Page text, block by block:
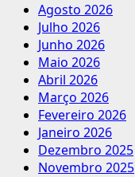
Agosto 2026
Julho 2026
Junho 2026
Maio 2026
Abril 2026
Março 2026
Fevereiro 2026
Janeiro 2026
Dezembro 2025
Novembro 2025